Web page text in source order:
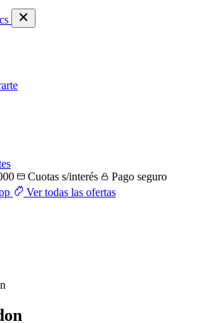
Cuotas s/interés
Pago seguro
Ver todas las ofertas